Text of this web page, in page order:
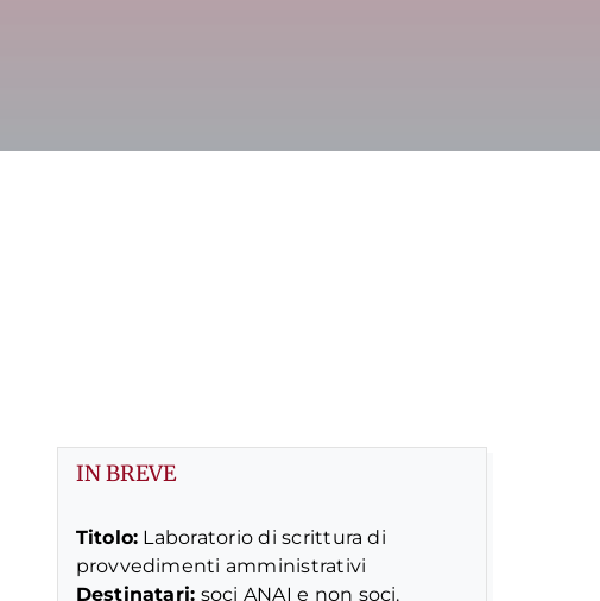
IN BREVE
Titolo: Laboratorio di scrittura di
provvedimenti amministrativi
Destinatari: soci ANAI e non soci.